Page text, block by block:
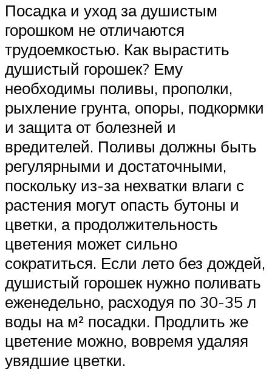
Посадка и уход за душистым
горошком не отличаются
трудоемкостью. Как вырастить
душистый горошек? Ему
необходимы поливы, прополки,
рыхление грунта, опоры, подкормки
и защита от болезней и
вредителей. Поливы должны быть
регулярными и достаточными,
поскольку из-за нехватки влаги с
растения могут опасть бутоны и
цветки, а продолжительность
цветения может сильно
сократиться. Если лето без дождей,
душистый горошек нужно поливать
еженедельно, расходуя по 30-35 л
воды на м² посадки. Продлить же
цветение можно, вовремя удаляя
увядшие цветки.